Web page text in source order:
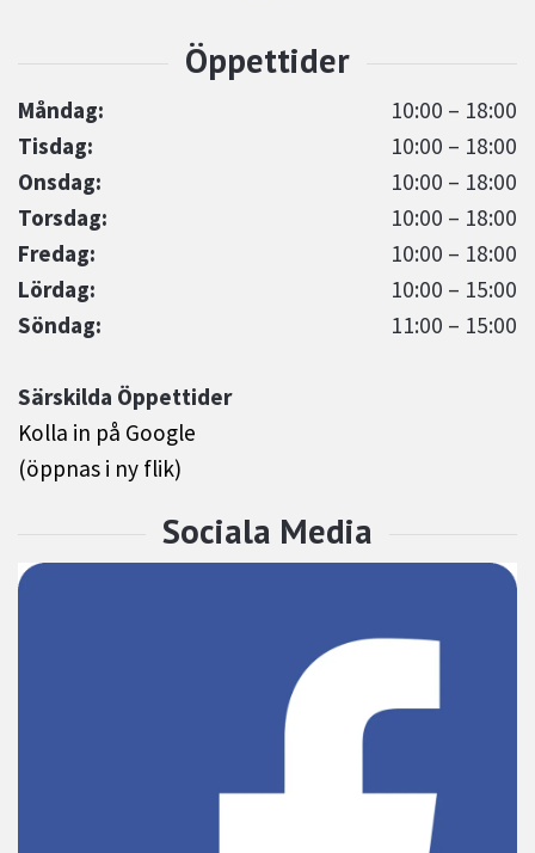
Måndag:
10:00 – 18:00
Tisdag:
10:00 – 18:00
Onsdag:
10:00 – 18:00
Torsdag:
10:00 – 18:00
Fredag:
10:00 – 18:00
Lördag:
10:00 – 15:00
Söndag:
11:00 – 15:00
Särskilda Öppettider
Kolla in på Google
(öppnas i ny flik)